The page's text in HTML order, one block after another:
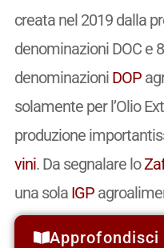
creata nel 2019 dalla
denominazioni DOC e 8
denominazioni DOP
solamente per l’Olio
produzione
vini. Da segnalare lo
una sola IGP
Approfondisci